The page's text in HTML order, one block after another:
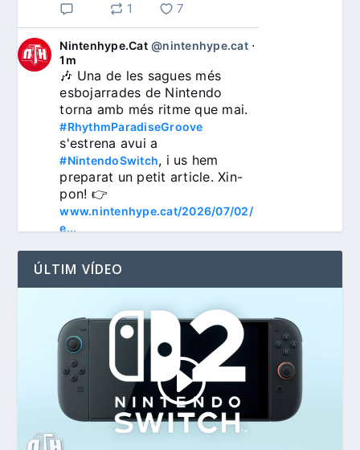
1 7
Nintenhype.Cat @nintenhype.cat⋅
1m
🎶 Una de les sagues més
esbojarrades de Nintendo
#RhythmParadiseGroove
#NintendoSwitch, i us hem
preparat un petit article. Xin-
www.nintenhype.cat/2026/07/02/
e...
3
Nintenhype.Cat @nintenhype.cat
1m
📅 Devil May Cry V,
ÚLTIM VÍDEO